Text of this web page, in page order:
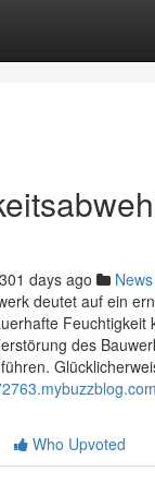
301 days ago News
deutet auf ein
Feuchtigkeit
des
Who Upvoted